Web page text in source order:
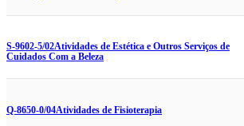
S-9602-5/02Atividades de Estética e Outros Serviços de
Cuidados Com a Beleza
Q-8650-0/04Atividades de Fisioterapia